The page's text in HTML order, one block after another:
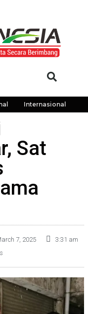
Internasional
Sat
7, 2025
3:31 am